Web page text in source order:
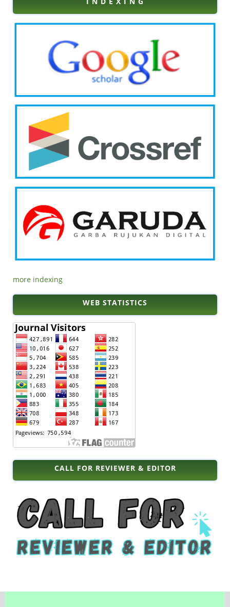
more indexing
WEB STATISTICS
CALL FOR REVIEWER & EDITOR